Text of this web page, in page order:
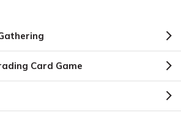
Card Game